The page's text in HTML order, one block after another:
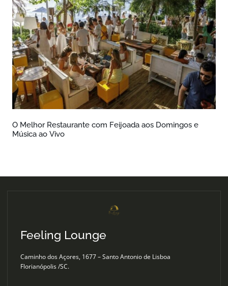
O Melhor Restaurante com Feijoada aos Domingos e
Música ao Vivo
Feeling Lounge
Caminho dos Açores, 1677 – Santo Antonio de Lisboa
Florianópolis /SC.